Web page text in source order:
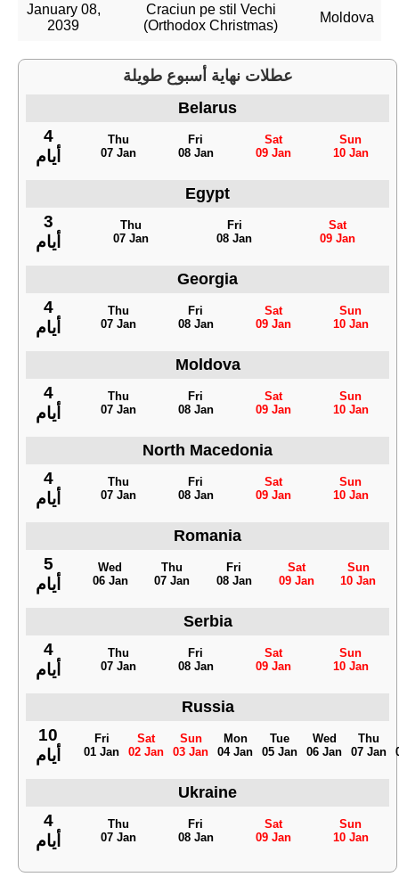
January 08,
2039
Craciun pe stil Vechi
(Orthodox Christmas)
Moldova
عطلات نهاية أسبوع طويلة
Belarus
4
أيام
Thu
07 Jan
Fri
08 Jan
Sat
09 Jan
Sun
10 Jan
Egypt
3
أيام
Thu
07 Jan
Fri
08 Jan
Sat
09 Jan
Georgia
4
أيام
Thu
07 Jan
Fri
08 Jan
Sat
09 Jan
Sun
10 Jan
Moldova
4
أيام
Thu
07 Jan
Fri
08 Jan
Sat
09 Jan
Sun
10 Jan
North Macedonia
4
أيام
Thu
07 Jan
Fri
08 Jan
Sat
09 Jan
Sun
10 Jan
Romania
5
أيام
Wed
06 Jan
Thu
07 Jan
Fri
08 Jan
Sat
09 Jan
Sun
10 Jan
Serbia
4
أيام
Thu
07 Jan
Fri
08 Jan
Sat
09 Jan
Sun
10 Jan
Russia
10
أيام
Fri
01 Jan
Sat
02 Jan
Sun
03 Jan
Mon
04 Jan
Tue
05 Jan
Wed
06 Jan
Thu
07 Jan
Ukraine
4
أيام
Thu
07 Jan
Fri
08 Jan
Sat
09 Jan
Sun
10 Jan